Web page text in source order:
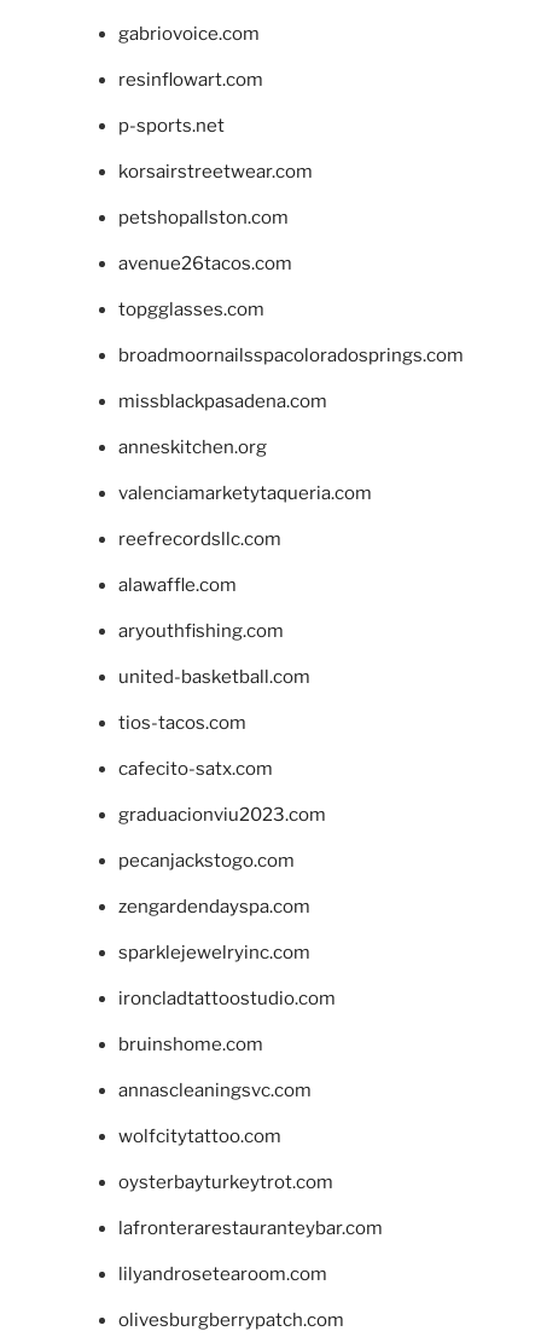
gabriovoice.com
resinflowart.com
p-sports.net
korsairstreetwear.com
petshopallston.com
avenue26tacos.com
topgglasses.com
broadmoornailsspacoloradosprings.com
missblackpasadena.com
anneskitchen.org
valenciamarketytaqueria.com
reefrecordsllc.com
alawaffle.com
aryouthfishing.com
united-basketball.com
tios-tacos.com
cafecito-satx.com
graduacionviu2023.com
pecanjackstogo.com
zengardendayspa.com
sparklejewelryinc.com
ironcladtattoostudio.com
bruinshome.com
annascleaningsvc.com
wolfcitytattoo.com
oysterbayturkeytrot.com
lafronterarestauranteybar.com
lilyandrosetearoom.com
olivesburgberrypatch.com